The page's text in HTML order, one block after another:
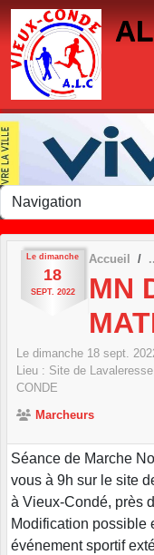
Le dimanche
18
SEPT. 2022
Accueil
MN
Le dimanche 18 sept.
Lieu : Site de
CONDE
Marcheurs
Séance de Marche
vous à 9h sur le site
à Vieux-Condé, près
Modification possible
événement sportif
Panneau de gestion